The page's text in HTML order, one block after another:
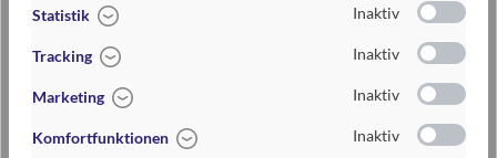
ab 2 Spielenden
Statistik Inaktiv
Tracking Inaktiv
Marketing Inaktiv
Komfortfunktionen Inaktiv